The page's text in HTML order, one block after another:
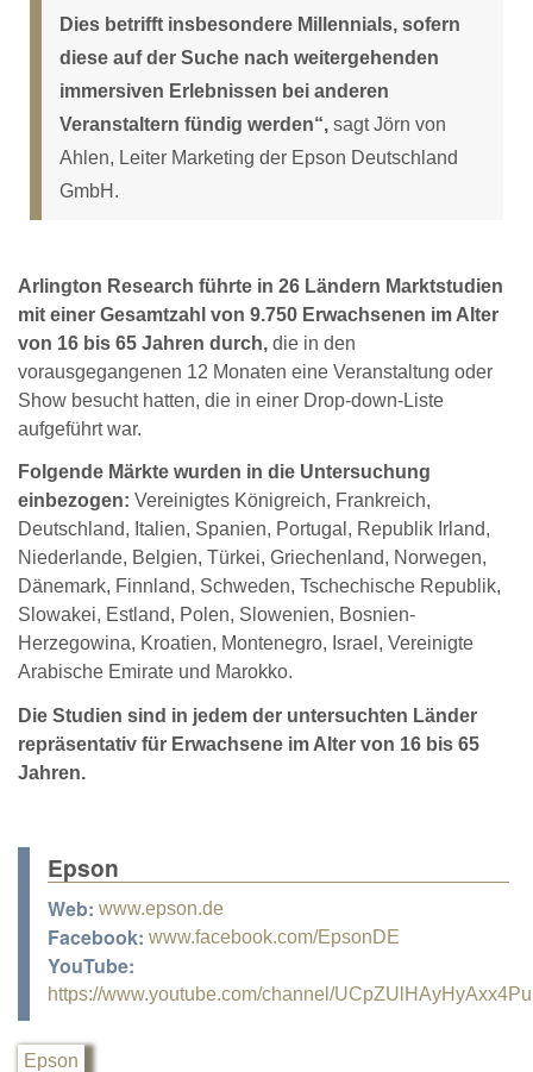
Dies betrifft insbesondere Millennials, sofern
diese auf der Suche nach weitergehenden
immersiven Erlebnissen bei anderen
Veranstaltern fündig werden“, sagt Jörn von
Ahlen, Leiter Marketing der Epson Deutschland
GmbH.
Arlington Research führte in 26 Ländern Marktstudien
mit einer Gesamtzahl von 9.750 Erwachsenen im Alter
von 16 bis 65 Jahren durch, die in den
vorausgegangenen 12 Monaten eine Veranstaltung oder
Show besucht hatten, die in einer Drop-down-Liste
aufgeführt war.
Folgende Märkte wurden in die Untersuchung
einbezogen: Vereinigtes Königreich, Frankreich,
Deutschland, Italien, Spanien, Portugal, Republik Irland,
Niederlande, Belgien, Türkei, Griechenland, Norwegen,
Dänemark, Finnland, Schweden, Tschechische Republik,
Slowakei, Estland, Polen, Slowenien, Bosnien-
Herzegowina, Kroatien, Montenegro, Israel, Vereinigte
Arabische Emirate und Marokko.
Die Studien sind in jedem der untersuchten Länder
repräsentativ für Erwachsene im Alter von 16 bis 65
Jahren.
Epson
Web: www.epson.de
Facebook: www.facebook.com/EpsonDE
YouTube:
https://www.youtube.com/channel/
Epson